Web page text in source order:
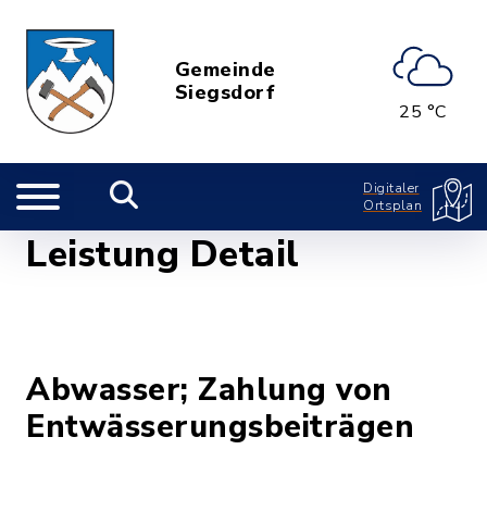
Gemeinde
Siegsdorf
25 °C
Digitaler
Ortsplan
Leistung Detail
Abwasser; Zahlung von
Entwässerungsbeiträgen